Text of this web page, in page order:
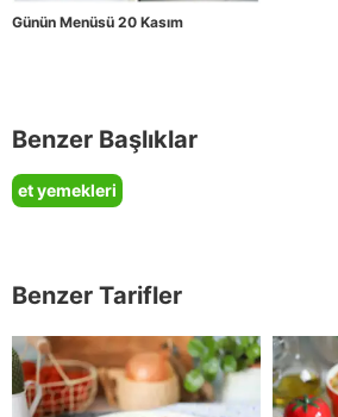
Günün Menüsü 20 Kasım
Benzer Başlıklar
et yemekleri
Benzer Tarifler